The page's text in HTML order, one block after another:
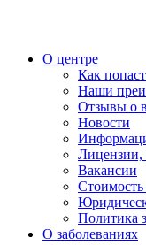
О центре
Как
Наши
Отзывы о
Новости
Лицензии,
Вакансии
Стоимость
Политика
О заболеваниях